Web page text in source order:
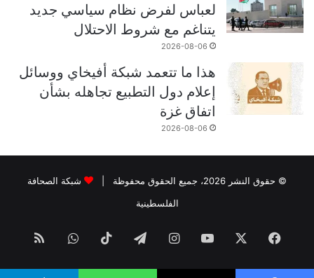
لعباس لفرض نظام سياسي جديد
يتناغم مع شروط الاحتلال
2026-08-06
هذا ما تتعمد شبكة أفيخاي ووسائل
إعلام دول التطبيع تجاهله بشأن
اتفاق غزة
2026-08-06
© حقوق النشر 2026، جميع الحقوق محفوظة |
شبكة الصحافة
الفلسطينية
فيسبوك ‫YouTubeانستقرامتيلقرام ‫TikTokواتسابملخص
الموقع